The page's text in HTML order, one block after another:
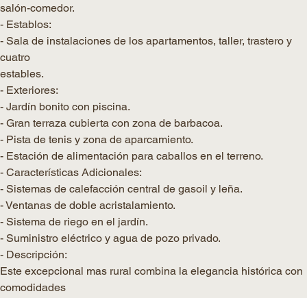
salón-comedor.
- Establos:
- Sala de instalaciones de los apartamentos, taller, trastero y
cuatro
estables.
- Exteriores:
- Jardín bonito con piscina.
- Gran terraza cubierta con zona de barbacoa.
- Pista de tenis y zona de aparcamiento.
- Estación de alimentación para caballos en el terreno.
- Características Adicionales:
- Sistemas de calefacción central de gasoil y leña.
- Ventanas de doble acristalamiento.
- Sistema de riego en el jardín.
- Suministro eléctrico y agua de pozo privado.
- Descripción:
Este excepcional mas rural combina la elegancia histórica con
comodidades